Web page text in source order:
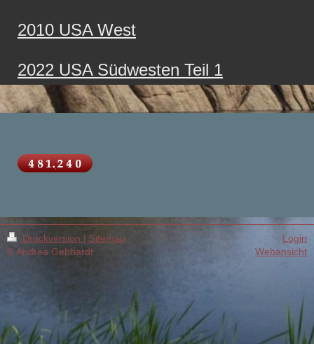
2010 USA West
2022 USA Südwesten Teil 1
Druckversion | Sitemap
© Andrea Gebhardt
Login
Webansicht